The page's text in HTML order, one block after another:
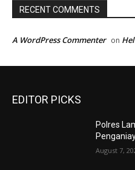
RECENT COMMENTS
A WordPress Commenter on
EDITOR PICKS
Polres
August 7,